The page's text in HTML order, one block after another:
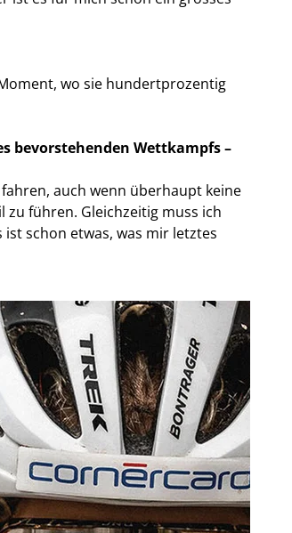
wo sie hundertprozentig
bevorstehenden Wettkampfs –
auch wenn überhaupt keine
führen. Gleichzeitig muss ich
schon etwas, was mir letztes